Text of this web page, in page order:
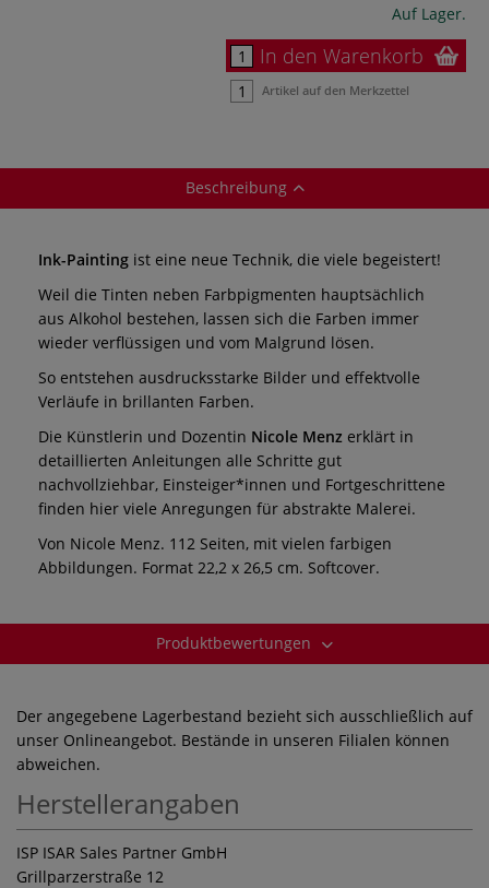
Auf Lager.
In den Warenkorb
Artikel auf den Merkzettel
Beschreibung
Ink-Painting ist eine neue Technik, die viele begeistert!
Weil die Tinten neben Farbpigmenten hauptsächlich
aus Alkohol bestehen, lassen sich die Farben immer
wieder verflüssigen und vom Malgrund lösen.
So entstehen ausdrucksstarke Bilder und effektvolle
Verläufe in brillanten Farben.
Die Künstlerin und Dozentin Nicole Menz erklärt in
detaillierten Anleitungen alle Schritte gut
nachvollziehbar, Einsteiger*innen und Fortgeschrittene
finden hier viele Anregungen für abstrakte Malerei.
Von Nicole Menz. 112 Seiten, mit vielen farbigen
Abbildungen. Format 22,2 x 26,5 cm. Softcover.
Produktbewertungen
Der angegebene Lagerbestand bezieht sich ausschließlich auf
unser Onlineangebot. Bestände in unseren Filialen können
abweichen.
Herstellerangaben
ISP ISAR Sales Partner GmbH
Grillparzerstraße 12